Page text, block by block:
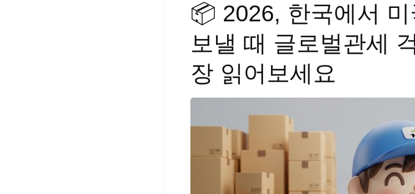
📦 2026, 한국에서
보낼 때 글로벌관세
장 읽어보세요